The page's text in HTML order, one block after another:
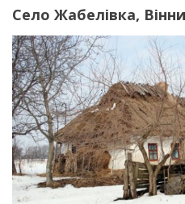
Село Жабелівка,